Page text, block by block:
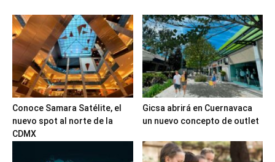
Conoce Samara Satélite, el
nuevo spot al norte de la
CDMX
Gicsa abrirá en Cuernavaca
un nuevo concepto de outlet